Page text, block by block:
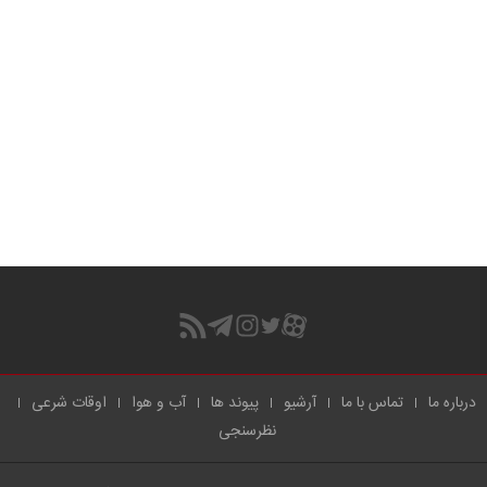
درباره ما تماس با ما آرشیو پیوند ها آب و هوا
اوقات شرعی
نظرسنجی